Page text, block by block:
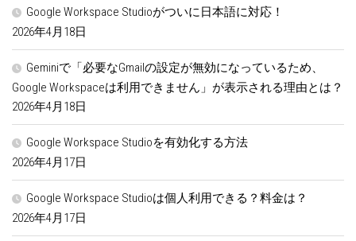
Google Workspace Studioがついに日本語に対応！
2026年4月18日
Geminiで「必要なGmailの設定が無効になっているため、
Google Workspaceは利用できません」が表示される理由とは？
2026年4月18日
Google Workspace Studioを有効化する方法
2026年4月17日
Google Workspace Studioは個人利用できる？料金は？
2026年4月17日